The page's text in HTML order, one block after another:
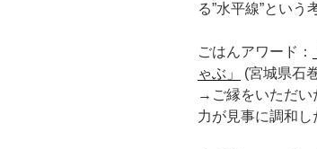
る”水平線”という
ごはんアワード：
ゃぶ」
(宮城県石
→ご縁をいただい
力が見事に調和し